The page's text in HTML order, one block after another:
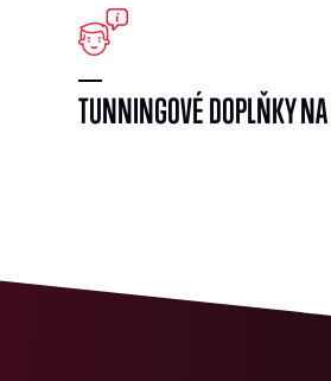
TUNNINGOVÉ DOPLŇKY